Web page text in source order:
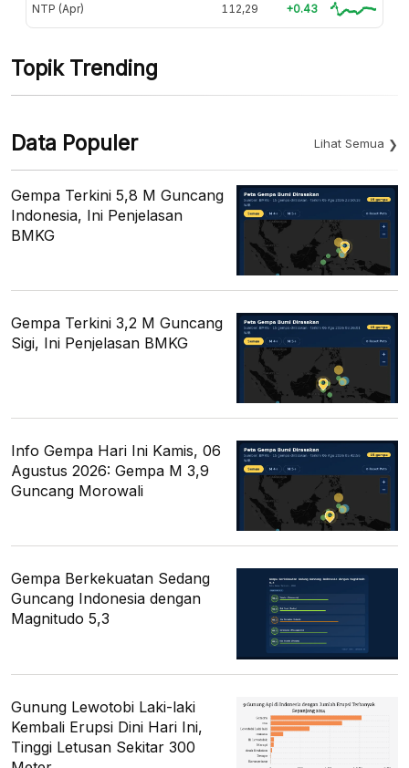
NTP (Apr) 112,29 +0.43
Topik Trending
Data Populer Lihat Semua
Gempa Terkini 5,8 M Guncang
Indonesia, Ini Penjelasan
BMKG
Gempa Terkini 3,2 M Guncang
Sigi, Ini Penjelasan BMKG
Info Gempa Hari Ini Kamis, 06
Agustus 2026: Gempa M 3,9
Guncang Morowali
Gempa Berkekuatan Sedang
Guncang Indonesia dengan
Magnitudo 5,3
Gunung Lewotobi Laki-laki
Kembali Erupsi Dini Hari Ini,
Tinggi Letusan Sekitar 300